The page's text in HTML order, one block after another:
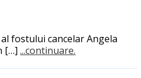
al fostului cancelar Angela
[…] ...continuare.